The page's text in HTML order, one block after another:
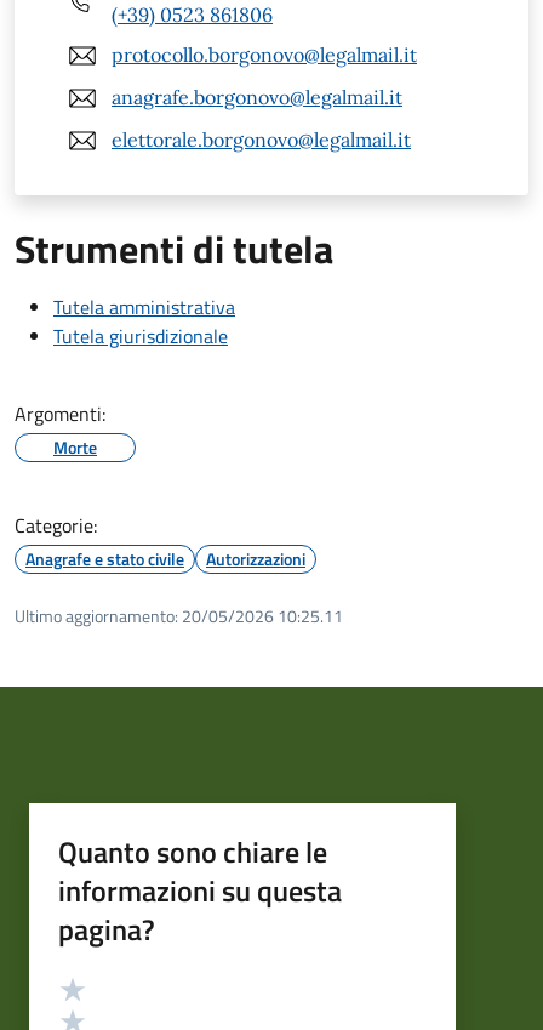
(+39) 0523 861806
protocollo.borgonovo@legalmail.it
anagrafe.borgonovo@legalmail.it
elettorale.borgonovo@legalmail.it
Strumenti di tutela
Tutela amministrativa
Tutela giurisdizionale
Argomenti:
Morte
Categorie:
Anagrafe e stato civile Autorizzazioni
Ultimo aggiornamento: 20/05/2026 10:25.11
Quanto sono chiare le
informazioni su questa
pagina?
Valutazione